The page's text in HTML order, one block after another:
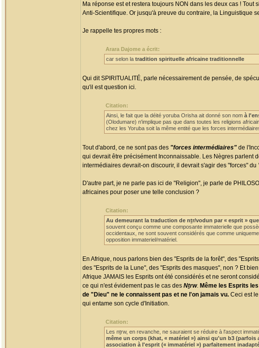
Ma réponse est et restera toujours NON dans les deux cas !
Anti-Scientifique. Or jusqu'à preuve du contraire, la Linguistique
Je rappelle tes propres mots :
Arara Dajome a écrit:
car selon la tradition spirituelle africaine traditionnelle
Qui dit SPIRITUALITÉ, parle nécessairement de pensée, de
qu'il est question ici.
Citation:
Ainsi, le fait que la déité yoruba Orisha ait donné son nom à
(Olodumare) n'implique pas que dans toutes les religions
chez les Yoruba soit la même entité que les forces
Tout d'abord, ce ne sont pas des "forces intermédiaires" de
qui devrait être précisément Inconnaissable. Les Nègres parlent
intermédiaires devrait-on discourir, il devrait s'agir des "forces" du
D'autre part, je ne parle pas ici de "Religion", je parle de
africaines pour poser une telle conclusion ?
Citation:
Au demeurant la traduction de nṯr/vodun par « esprit »
souvent conçu comme une composante immaterielle que
occidentaux, ne sont souvent considérés que comme
opposition immateriel/matériel.
En Afrique, nous parlons bien des "Esprits de la forêt", des
des "Esprits de la Lune", des "Esprits des masques", non ? Et
Afrique JAMAIS les Esprits ont été considérés et ne seront
ce qui n'est évidement pas le cas des Nṯrw. Même les Esprits
de "Dieu" ne le connaissent pas et ne l'on jamais vu. Ceci est
qui entame son cycle d'Initiation.
Citation:
Les nṯrw, en revanche, ne sauraient se réduire à l'aspect
même un corps (khat, « matériel ») ainsi qu'un b3
association à l'esprit (« immatériel ») parfaitement